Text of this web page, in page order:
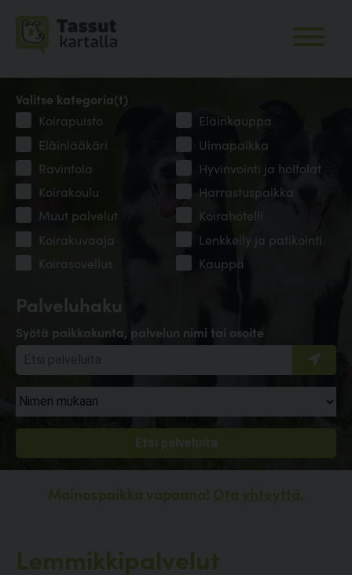
Palveluhaku
Syötä paikkakunta, palvelun nimi tai osoite
Valitse kategoria(t)
Koirapuisto
Eläinkauppa
Eläinlääkäri
Uimapaikka
Ravintola
Hyvinvointi ja hoitolat
Koirakoulu
Harrastuspaikka
Muut palvelut
Koirahotelli
Koirakuvaaja
Lenkkeily ja patikointi
Koirasovellus
Kauppa
Mainospaikka vapaana! Ota yhteyttä.
Lemmikkipalvelut